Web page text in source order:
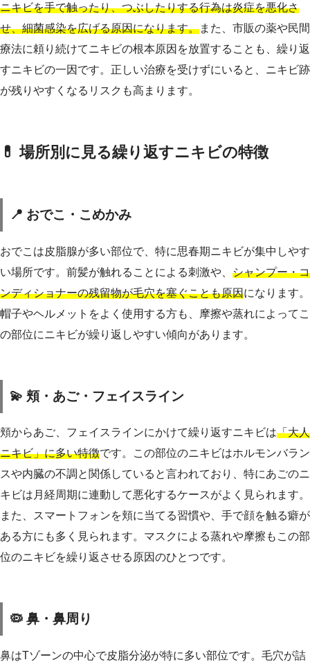
ニキビを手で触ったり、つぶしたりする行為は炎症を悪化さ
せ、細菌感染を広げる原因になります。また、市販の薬や民間
療法に頼り続けてニキビの根本原因を放置することも、繰り返
すニキビの一因です。正しい治療を受けずにいると、ニキビ跡
が残りやすくなるリスクも高まります。
💊 場所別に見る繰り返すニキビの特徴
📍 おでこ・こめかみ
おでこは皮脂腺が多い部位で、特に思春期ニキビが集中しやす
い場所です。前髪が触れることによる刺激や、 シャンプー・コ
ンディショナーの残留物が毛穴を塞ぐことも原因になります。
帽子やヘルメットをよく使用する方も、摩擦や蒸れによってこ
の部位にニキビが繰り返しやすい傾向があります。
💫 頬・あご・フェイスライン
頬からあご、フェイスラインにかけて繰り返すニキビは「大人
ニキビ」に多い特徴です。この部位のニキビはホルモンバラン
スや内臓の不調と関係していると言われており、特にあごのニ
キビは月経周期に連動して悪化するケースがよく見られます。
また、スマートフォンを頬に当てる習慣や、手で顔を触る癖が
ある方にも多く見られます。マスクによる蒸れや摩擦もこの部
位のニキビを繰り返させる原因のひとつです。
🦠 鼻・鼻周り
鼻はTゾーンの中心で皮脂分泌が特に多い部位です。毛穴が詰